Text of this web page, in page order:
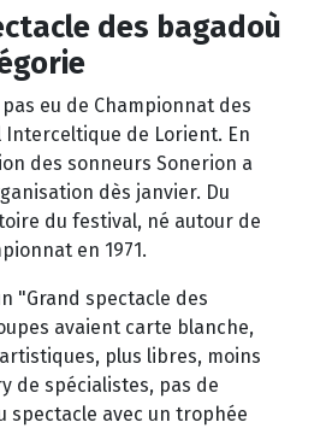
des bagadoù
pas eu de Championnat des
Interceltique de Lorient. En
des sonneurs Sonerion a
dès janvier. Du
du festival, né autour de
en 1971.
"Grand spectacle des
avaient carte blanche,
plus libres, moins
de spécialistes, pas de
spectacle avec un trophée